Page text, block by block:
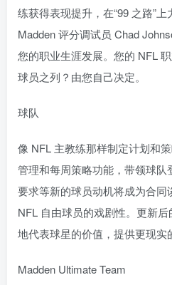
练获得表现提升，在“99 之路”
Madden 评分调试员 Chad
您的职业生涯发展。您的 NFL
球员之列？由您自己决定。
球队
像 NFL 主教练那样制定计划和
管理和每周策略功能，带领球
要求等新的球员动机将成为合同
NFL 自由球员的戏剧性。更新
地代表球星的价值，提供更现实
Madden Ultimate Team